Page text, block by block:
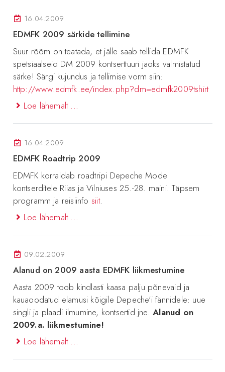
16.04.2009
EDMFK 2009 särkide tellimine
Suur rõõm on teatada, et jälle saab tellida EDMFK
spetsiaalseid DM 2009 kontserttuuri jaoks valmistatud
särke! Särgi kujundus ja tellimise vorm siin:
http://www.edmfk.ee/index.php?dm=edmfk2009tshirt
Loe lähemalt ...
16.04.2009
EDMFK Roadtrip 2009
EDMFK korraldab roadtripi Depeche Mode
kontserditele Riias ja Vilniuses 25.-28. maini. Täpsem
programm ja reisiinfo siit.
Loe lähemalt ...
09.02.2009
Alanud on 2009 aasta EDMFK liikmestumine
Aasta 2009 toob kindlasti kaasa palju põnevaid ja
kauaoodatud elamusi kõigile Depeche'i fännidele: uue
singli ja plaadi ilmumine, kontsertid jne.Alanud on
2009.a. liikmestumine!
Loe lähemalt ...